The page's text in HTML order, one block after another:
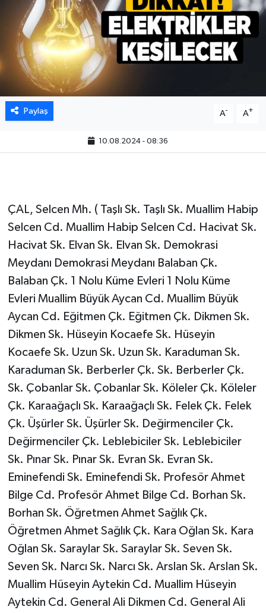
Paylaş A- A+
10.08.2024 - 08:36
ÇAL, Selcen Mh. ( Taşlı Sk. Taşlı Sk. Muallim Habip
Selcen Cd. Muallim Habip Selcen Cd. Hacivat Sk.
Hacivat Sk. Elvan Sk. Elvan Sk. Demokrasi
Meydanı Demokrasi Meydanı Balaban Çk.
Balaban Çk. 1 Nolu Küme Evleri 1 Nolu Küme
Evleri Muallim Büyük Aycan Cd. Muallim Büyük
Aycan Cd. Eğitmen Çk. Eğitmen Çk. Dikmen Sk.
Dikmen Sk. Hüseyin Kocaefe Sk. Hüseyin
Kocaefe Sk. Uzun Sk. Uzun Sk. Karaduman Sk.
Karaduman Sk. Berberler Çk. Sk. Berberler Çk.
Sk. Çobanlar Sk. Çobanlar Sk. Köleler Çk. Köleler
Çk. Karaağaçlı Sk. Karaağaçlı Sk. Felek Çk. Felek
Çk. Üşürler Sk. Üşürler Sk. Değirmenciler Çk.
Değirmenciler Çk. Leblebiciler Sk. Leblebiciler
Sk. Pınar Sk. Pınar Sk. Evran Sk. Evran Sk.
Eminefendi Sk. Eminefendi Sk. Profesör Ahmet
Bilge Cd. Profesör Ahmet Bilge Cd. Borhan Sk.
Borhan Sk. Öğretmen Ahmet Sağlık Çk.
Öğretmen Ahmet Sağlık Çk. Kara Oğlan Sk. Kara
Oğlan Sk. Saraylar Sk. Saraylar Sk. Seven Sk.
Seven Sk. Narcı Sk. Narcı Sk. Arslan Sk. Arslan Sk.
Muallim Hüseyin Aytekin Cd. Muallim Hüseyin
Aytekin Cd. General Ali Dikmen Cd. General Ali